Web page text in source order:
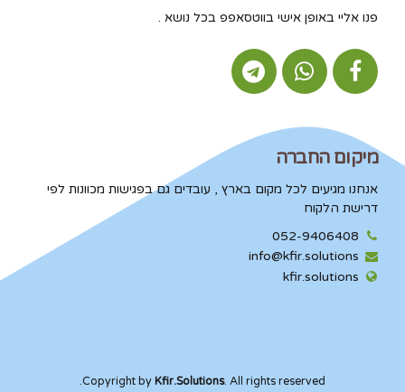
פנו אליי באופן אישי בווטסאפפ בכל נושא .
מיקום החברה
אנחנו מגיעים לכל מקום בארץ , עובדים גם בפגישות מכוונות לפי
דרישת הלקוח
052-9406408
info@kfir.solutions
kfir.solutions
Copyright by Kfir.Solutions. All rights reserved.